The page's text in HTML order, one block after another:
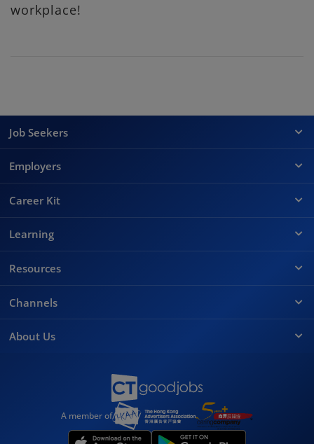
workplace!
Job Seekers
Employers
Career Kit
Learning
Resources
Channels
About Us
A member of